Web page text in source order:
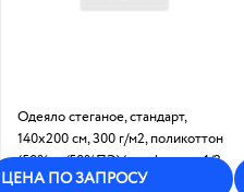
Одеяло стеганое, стандарт,
140х200 см, 300 г/м2, поликоттон
(50%хл/50%ПЭ)/ холфитекс: 1/3
ЦЕНА ПО ЗАПРОСУ